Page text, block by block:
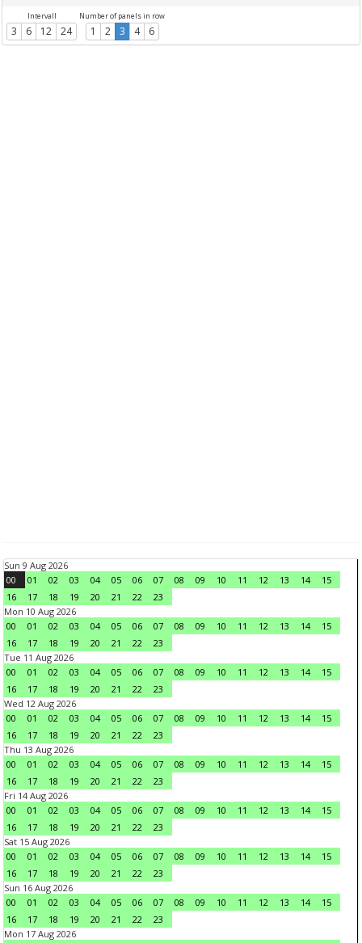
Intervall
3 6 12 24
Number of panels in row
1 2 3 4 6
Sun 9 Aug 2026
00
01 02 03 04 05 06 07 08 09 10 11 12 13 14
15
16
17 18 19 20 21 22
23
Mon 10 Aug 2026
00
01 02 03 04 05 06 07 08 09 10 11 12 13 14
15
16
17 18 19 20 21 22
23
Tue 11 Aug 2026
00
01 02 03 04 05 06 07 08 09 10 11 12 13 14
15
16
17 18 19 20 21 22
23
Wed 12 Aug 2026
00
01 02 03 04 05 06 07 08 09 10 11 12 13 14
15
16
17 18 19 20 21 22
23
Thu 13 Aug 2026
00
01 02 03 04 05 06 07 08 09 10 11 12 13 14
15
16
17 18 19 20 21 22
23
Fri 14 Aug 2026
00
01 02 03 04 05 06 07 08 09 10 11 12 13 14
15
16
17 18 19 20 21 22
23
Sat 15 Aug 2026
00
01 02 03 04 05 06 07 08 09 10 11 12 13 14
15
16
17 18 19 20 21 22
23
Sun 16 Aug 2026
00
01 02 03 04 05 06 07 08 09 10 11 12 13 14
15
16
17 18 19 20 21 22
23
Mon 17 Aug 2026